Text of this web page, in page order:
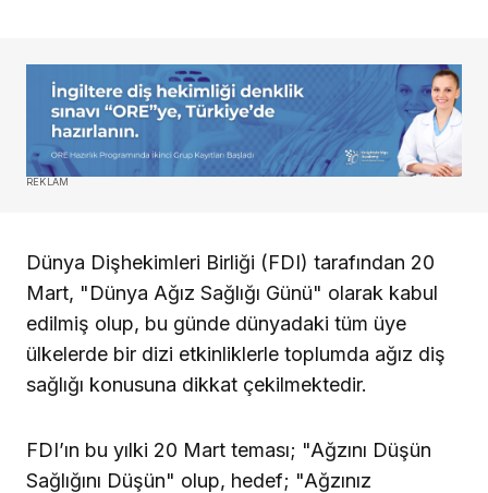
REKLAM
Dünya Dişhekimleri Birliği (FDI) tarafından 20
Mart, "Dünya Ağız Sağlığı Günü" olarak kabul
edilmiş olup, bu günde dünyadaki tüm üye
ülkelerde bir dizi etkinliklerle toplumda ağız diş
sağlığı konusuna dikkat çekilmektedir.
FDI’ın bu yılki 20 Mart teması; "Ağzını Düşün
Sağlığını Düşün" olup, hedef; "Ağzınız